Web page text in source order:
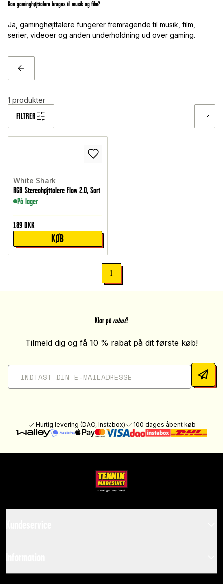
Kan gaminghøjttalere bruges til musik og film?
Ja, gaminghøjttalere fungerer fremragende til musik, film,
serier, videoer og anden underholdning ud over gaming.
TILBAGE
FILTRER
1 produkter
White Shark
RGB Stereohøjttalere Flow 2.0, Sort
På lager
189 DKK
KØB
1
Klar på rabat?
Tilmeld dig og få 10 % rabat på dit første køb!
Hurtig levering (DAO, Instabox) 100 dages åbent køb